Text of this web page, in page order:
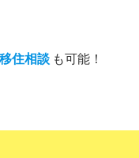
移住相談 も可能！